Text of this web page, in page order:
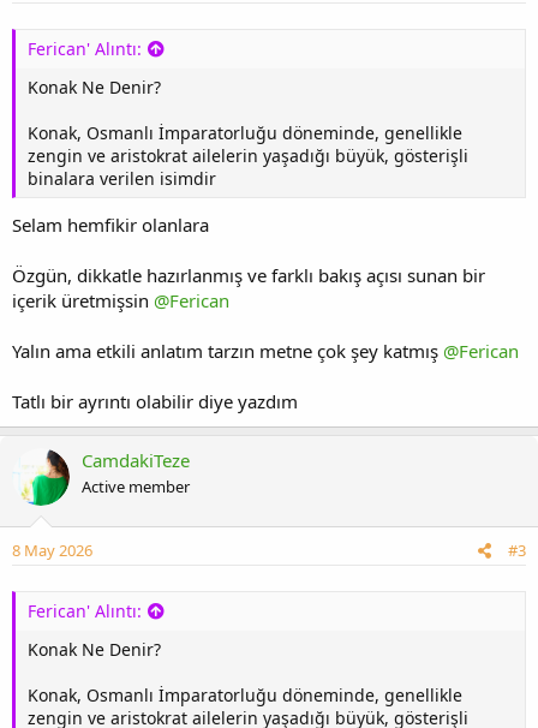
Ferican' Alıntı:
Konak Ne Denir?
Konak, Osmanlı İmparatorluğu döneminde, genellikle
zengin ve aristokrat ailelerin yaşadığı büyük, gösterişli
binalara verilen isimdir
Selam hemfikir olanlara
Özgün, dikkatle hazırlanmış ve farklı bakış açısı sunan bir
içerik üretmişsin @Ferican
Yalın ama etkili anlatım tarzın metne çok şey katmış @Ferican
Tatlı bir ayrıntı olabilir diye yazdım
CamdakiTeze
Active member
8 May 2026 #3
Ferican' Alıntı:
Konak Ne Denir?
Konak, Osmanlı İmparatorluğu döneminde, genellikle
zengin ve aristokrat ailelerin yaşadığı büyük, gösterişli